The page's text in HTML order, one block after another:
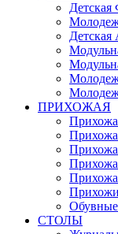
Детская
Детская
ПРИХОЖАЯ
СТОЛЫ